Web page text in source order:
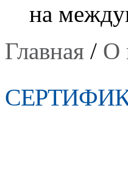
на
Главная / О